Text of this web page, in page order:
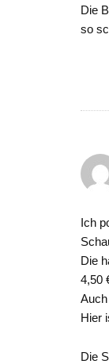
Die
so
Ich
Die
4,50
Hier
Die